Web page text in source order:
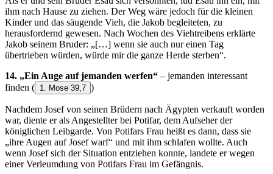
ihm nach Hause zu ziehen. Der Weg wäre jedoch für die kleinen
Kinder und das säugende Vieh, die Jakob begleiteten, zu
herausfordernd gewesen. Nach Wochen des Viehtreibens erklärte
Jakob seinem Bruder: „[…] wenn sie auch nur einen Tag
übertrieben würden, würde mir die ganze Herde sterben“.
14. „Ein Auge auf jemanden werfen“ – jemanden interessant
finden ( 1. Mose 39,7 )
Nachdem Josef von seinen Brüdern nach Ägypten verkauft worden
war, diente er als Angestellter bei Potifar, dem Aufseher der
königlichen Leibgarde. Von Potifars Frau heißt es dann, dass sie
„ihre Augen auf Josef warf“ und mit ihm schlafen wollte. Auch
wenn Josef sich der Situation entziehen konnte, landete er wegen
einer Verleumdung von Potifars Frau im Gefängnis.